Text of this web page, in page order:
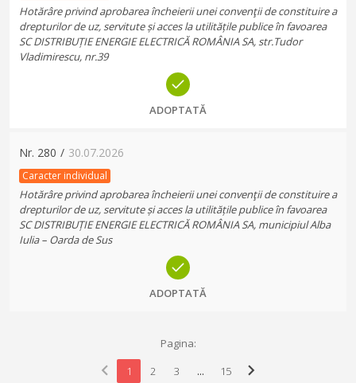
Hotărâre privind aprobarea încheierii unei convenţii de constituire a
drepturilor de uz, servitute și acces la utilitățile publice în favoarea
SC DISTRIBUȚIE ENERGIE ELECTRICĂ ROMÂNIA SA, str.Tudor
Vladimirescu, nr.39
ADOPTATĂ
Nr. 280 / 30.07.2026
Caracter individual
Hotărâre privind aprobarea încheierii unei convenţii de constituire a
drepturilor de uz, servitute și acces la utilitățile publice în favoarea
SC DISTRIBUȚIE ENERGIE ELECTRICĂ ROMÂNIA SA, municipiul Alba
Iulia – Oarda de Sus
ADOPTATĂ
Pagina:
chevron_left 1 2 3 ... 15 chevron_right